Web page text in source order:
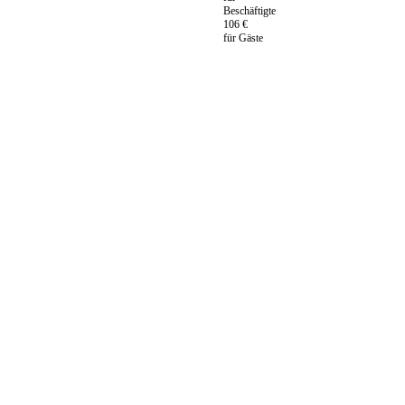
Beschäftigte
106 €
für Gäste